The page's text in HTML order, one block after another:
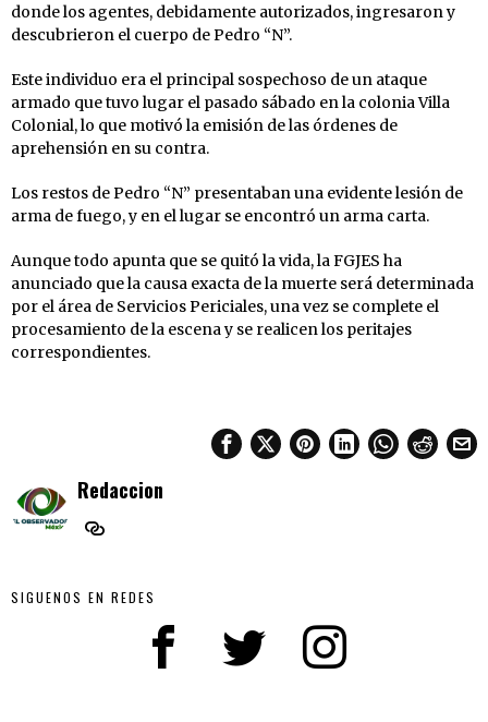
donde los agentes, debidamente autorizados, ingresaron y
descubrieron el cuerpo de Pedro “N”.
Este individuo era el principal sospechoso de un ataque
armado que tuvo lugar el pasado sábado en la colonia Villa
Colonial, lo que motivó la emisión de las órdenes de
aprehensión en su contra.
Los restos de Pedro “N” presentaban una evidente lesión de
arma de fuego, y en el lugar se encontró un arma carta.
Aunque todo apunta que se quitó la vida, la FGJES ha
anunciado que la causa exacta de la muerte será determinada
por el área de Servicios Periciales, una vez se complete el
procesamiento de la escena y se realicen los peritajes
correspondientes.
Redaccion
SIGUENOS EN REDES